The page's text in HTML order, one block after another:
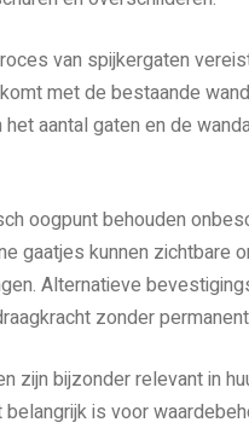
van spijkergaten
met de bestaande
het aantal gaten en de
oogpunt behouden
gaatjes kunnen zichtbare
Alternatieve
zonder
zijn bijzonder relevant in
is voor